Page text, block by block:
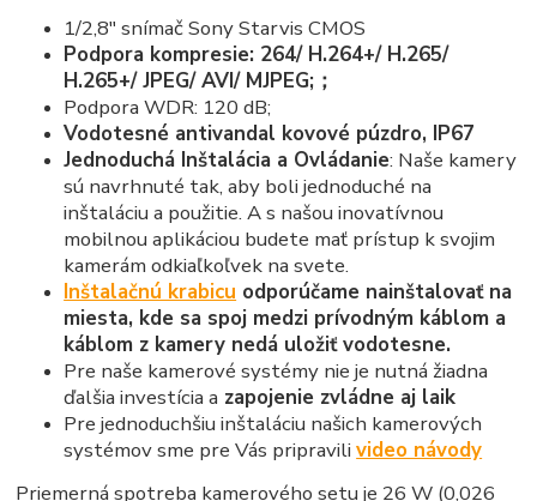
1/2,8" snímač Sony Starvis CMOS
Podpora kompresie: 264/ H.264+/ H.265/
H.265+/ JPEG/ AVI/ MJPEG;；
Podpora WDR: 120 dB;
Vodotesné antivandal kovové púzdro, IP67
Jednoduchá Inštalácia a Ovládanie: Naše kamery
sú navrhnuté tak, aby boli jednoduché na
inštaláciu a použitie. A s našou inovatívnou
mobilnou aplikáciou budete mať prístup k svojim
kamerám odkiaľkoľvek na svete.
Inštalačnú krabicu odporúčame nainštalovať na
miesta, kde sa spoj medzi prívodným káblom a
káblom z kamery nedá uložiť vodotesne.
Pre naše kamerové systémy nie je nutná žiadna
ďalšia investícia a zapojenie zvládne aj laik
Pre jednoduchšiu inštaláciu našich kamerových
systémov sme pre Vás pripravilivideo návody
Priemerná spotreba kamerového setu je 26 W (0,026